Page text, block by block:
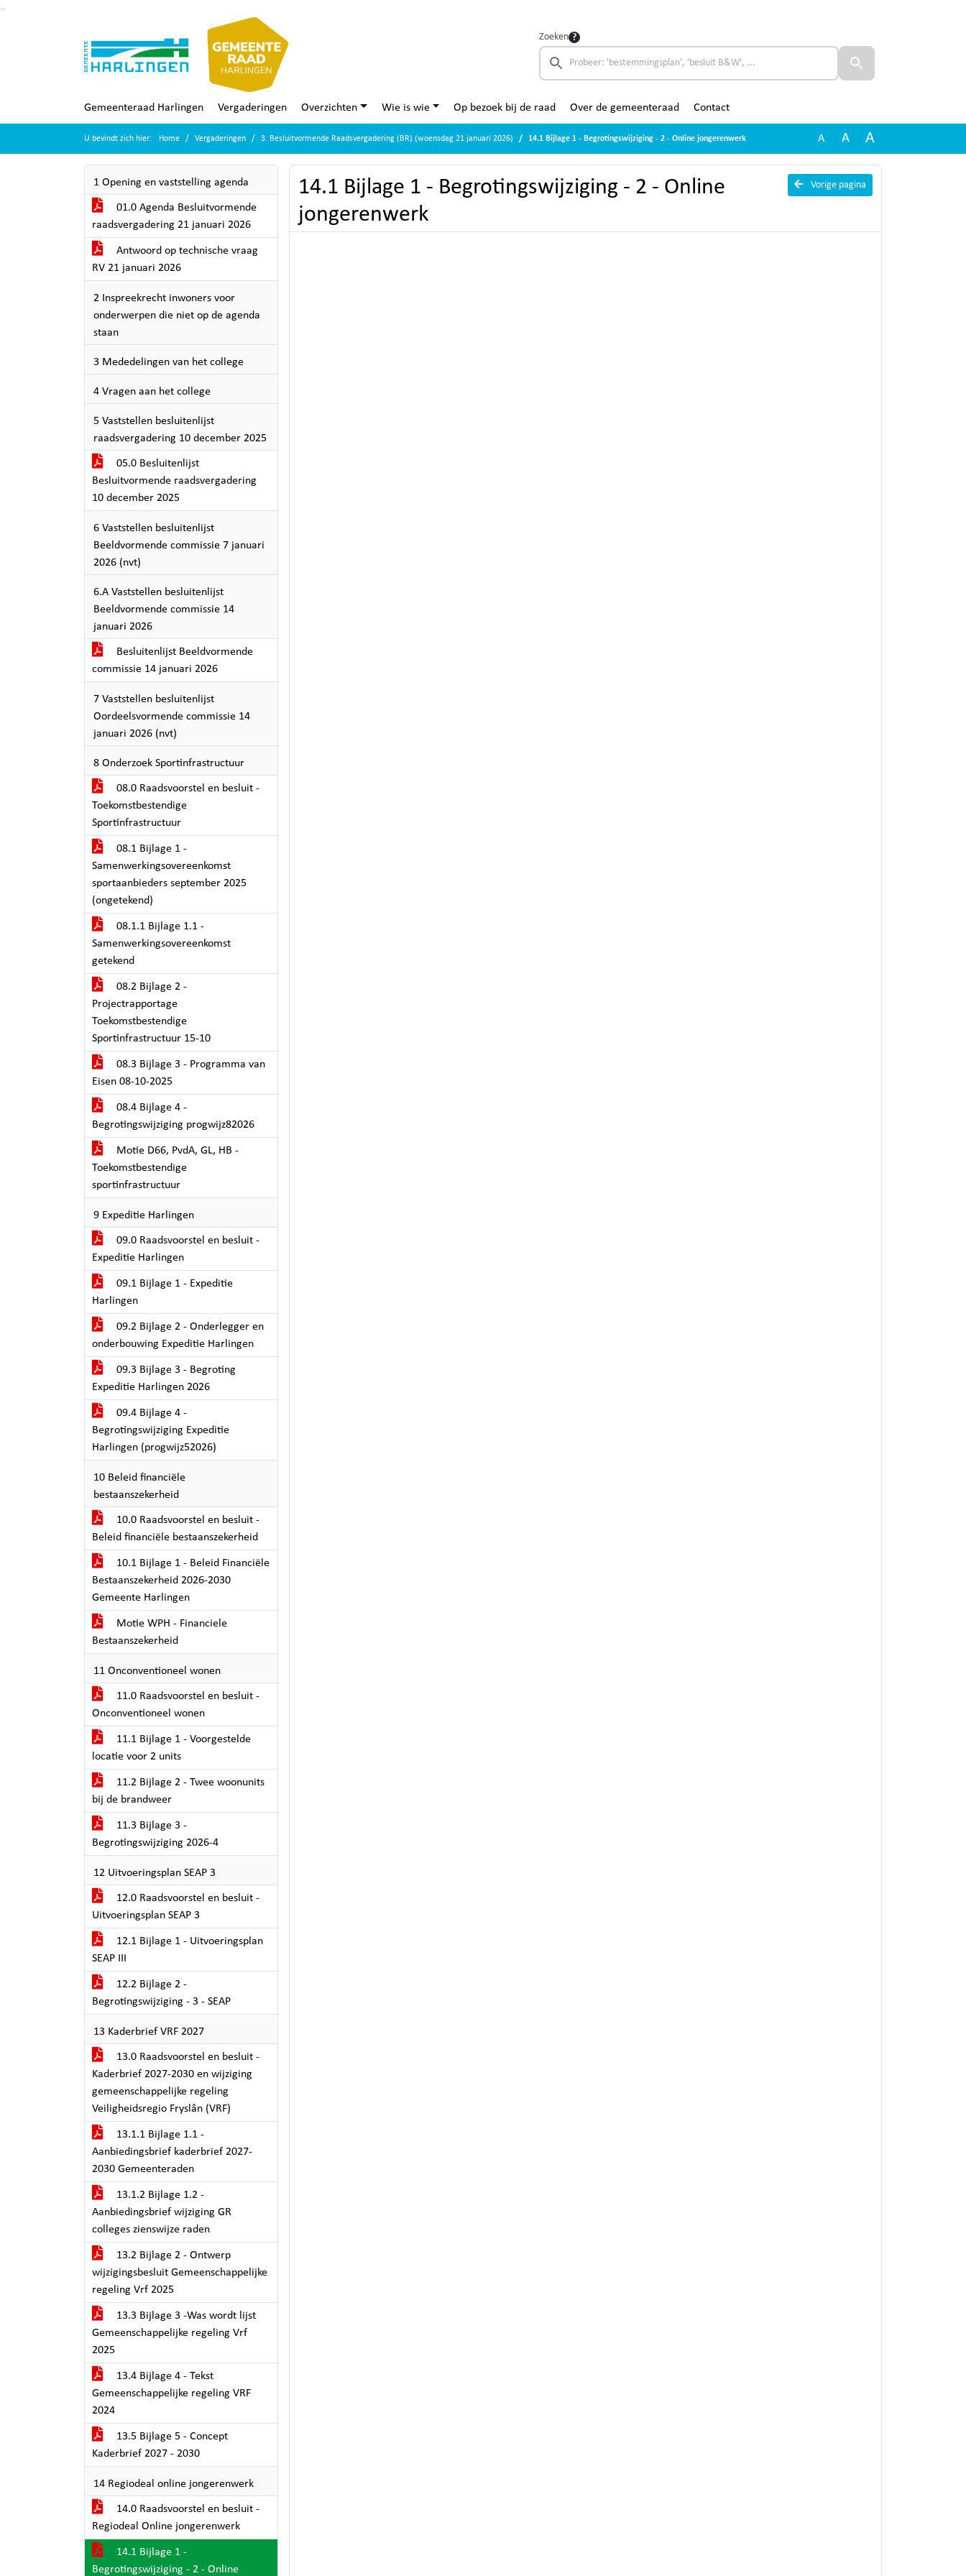
Zoeken
Gemeenteraad Harlingen Vergaderingen Overzichten Wie is wie Op bezoek bij de raad Over de gemeenteraad Contact
U bevindt zich hier: Home Vergaderingen 3. Besluitvormende Raadsvergadering (BR) (woensdag 21 januari 2026) 14.1 Bijlage 1 - Begrotingswijziging - 2 - Online jongerenwerk A A A
1 Opening en vaststelling agenda
01.0 Agenda Besluitvormende
raadsvergadering 21 januari 2026
Antwoord op technische vraag
RV 21 januari 2026
2 Inspreekrecht inwoners voor
onderwerpen die niet op de agenda
staan
3 Mededelingen van het college
4 Vragen aan het college
5 Vaststellen besluitenlijst
raadsvergadering 10 december 2025
05.0 Besluitenlijst
Besluitvormende raadsvergadering
10 december 2025
6 Vaststellen besluitenlijst
Beeldvormende commissie 7 januari
2026 (nvt)
6.A Vaststellen besluitenlijst
Beeldvormende commissie 14
januari 2026
Besluitenlijst Beeldvormende
commissie 14 januari 2026
7 Vaststellen besluitenlijst
Oordeelsvormende commissie 14
januari 2026 (nvt)
8 Onderzoek Sportinfrastructuur
08.0 Raadsvoorstel en besluit -
Toekomstbestendige
Sportinfrastructuur
08.1 Bijlage 1 -
Samenwerkingsovereenkomst
sportaanbieders september 2025
(ongetekend)
08.1.1 Bijlage 1.1 -
Samenwerkingsovereenkomst
getekend
08.2 Bijlage 2 -
Projectrapportage
Toekomstbestendige
Sportinfrastructuur 15-10
08.3 Bijlage 3 - Programma van
Eisen 08-10-2025
08.4 Bijlage 4 -
Begrotingswijziging progwijz82026
Motie D66, PvdA, GL, HB -
Toekomstbestendige
sportinfrastructuur
9 Expeditie Harlingen
09.0 Raadsvoorstel en besluit -
Expeditie Harlingen
09.1 Bijlage 1 - Expeditie
Harlingen
09.2 Bijlage 2 - Onderlegger en
onderbouwing Expeditie Harlingen
09.3 Bijlage 3 - Begroting
Expeditie Harlingen 2026
09.4 Bijlage 4 -
Begrotingswijziging Expeditie
Harlingen (progwijz52026)
10 Beleid financiële
bestaanszekerheid
10.0 Raadsvoorstel en besluit -
Beleid financiële bestaanszekerheid
10.1 Bijlage 1 - Beleid Financiële
Bestaanszekerheid 2026-2030
Gemeente Harlingen
Motie WPH - Financiele
Bestaanszekerheid
11 Onconventioneel wonen
11.0 Raadsvoorstel en besluit -
Onconventioneel wonen
11.1 Bijlage 1 - Voorgestelde
locatie voor 2 units
11.2 Bijlage 2 - Twee woonunits
bij de brandweer
11.3 Bijlage 3 -
Begrotingswijziging 2026-4
12 Uitvoeringsplan SEAP 3
12.0 Raadsvoorstel en besluit -
Uitvoeringsplan SEAP 3
12.1 Bijlage 1 - Uitvoeringsplan
SEAP III
12.2 Bijlage 2 -
Begrotingswijziging - 3 - SEAP
13 Kaderbrief VRF 2027
13.0 Raadsvoorstel en besluit -
Kaderbrief 2027-2030 en wijziging
gemeenschappelijke regeling
Veiligheidsregio Fryslân (VRF)
13.1.1 Bijlage 1.1 -
Aanbiedingsbrief kaderbrief 2027-
2030 Gemeenteraden
13.1.2 Bijlage 1.2 -
Aanbiedingsbrief wijziging GR
colleges zienswijze raden
13.2 Bijlage 2 - Ontwerp
wijzigingsbesluit Gemeenschappelijke
regeling Vrf 2025
13.3 Bijlage 3 -Was wordt lijst
Gemeenschappelijke regeling Vrf
2025
13.4 Bijlage 4 - Tekst
Gemeenschappelijke regeling VRF
2024
13.5 Bijlage 5 - Concept
Kaderbrief 2027 - 2030
14 Regiodeal online jongerenwerk
14.0 Raadsvoorstel en besluit -
Regiodeal Online jongerenwerk
14.1 Bijlage 1 -
Begrotingswijziging - 2 - Online
Vorige pagina
14.1 Bijlage 1 - Begrotingswijziging - 2 - Online
jongerenwerk